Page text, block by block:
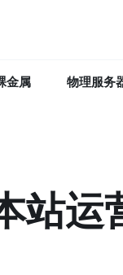
金属 物理服务
站运